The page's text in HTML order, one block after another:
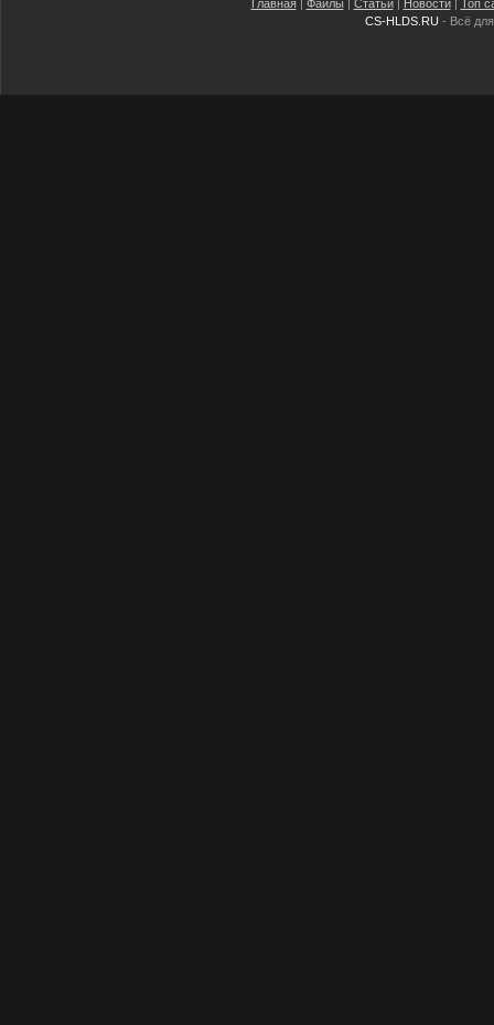
Главная| Файлы | Статьи| Новости| Топ
CS-HLDS.RU - Всё